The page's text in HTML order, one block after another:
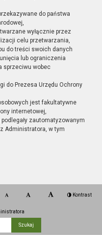
do państwa
wyłącznie przez
celu przetwarzania,
do treści swoich danych
lub ograniczenia
sprzeciwu wobec
do Prezesa Urzędu Ochrony
jest fakultatywne
internetowej,
zautomatyzowanym
Administratora, w tym
Kontrast